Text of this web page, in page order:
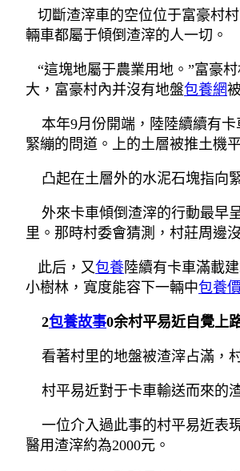
切斷渣滓車的空位位于富豪村
輛車都屬于傾倒渣滓的人一切。
“這塊地屬于農業用地。”富豪
大，富豪村內并沒有地盤包養網
本年9月份開端，陸陸續續有卡
緊繃的問道。上的土層被推土機
凸起在土層外的水泥石塊指向
外來卡車傾倒渣滓的行動最早
里。那時村委會猜測，村莊周邊
此后，又包養陸續有卡車滿載
小樹林，寬度能容下一輛中包養
2包養故事0余村平易近自覺上
看著村里的地盤被渣滓占滿，
村平易近對于卡車輸送而來的
一位介入過此事的村平易近表
醫用渣滓約為2000元。